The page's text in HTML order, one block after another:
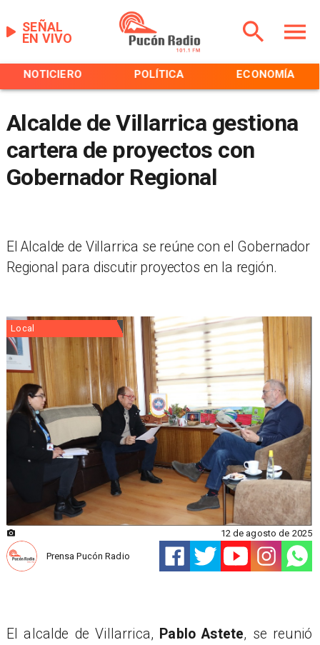
EN VIVO
SEÑAL
NOTICIERO POLÍTICA ECONOMÍA
Alcalde de Villarrica gestiona
cartera de proyectos con
Gobernador Regional
El Alcalde de Villarrica se reúne con el Gobernador
Regional para discutir proyectos en la región.
Local
Prensa Pucón Radio
12 de agosto de 2025
El alcalde de Villarrica, Pablo Astete, se reunió